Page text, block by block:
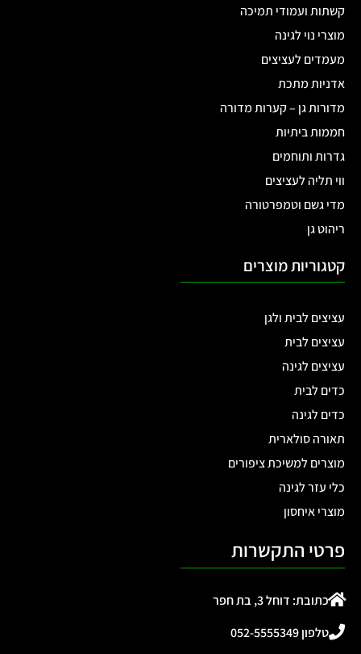
קשתות ועמודי תמיכה
מוצרי נוי לגינה
מעמדים לעציצים
אדניות מתכת
מדורות גן – קערות מדורה
חממות ביתיות
גדרות ותוחמים
ווי תליה לעציצים
מדי גשם וטמפרטורה
ריהוט גן
קטגוריות מוצרים
עציצים לבית ולגן
עציצים לבית
עציצים לגינה
כדים לבית
כדים לגינה
תאורה סולארית
מוצרים למשיכת ציפורים
כלי עזר לגינה
מוצרי איחסון
פרטי התקשרות
כתובת: דוחל 3, בת חפר
טלפון 052-5555349